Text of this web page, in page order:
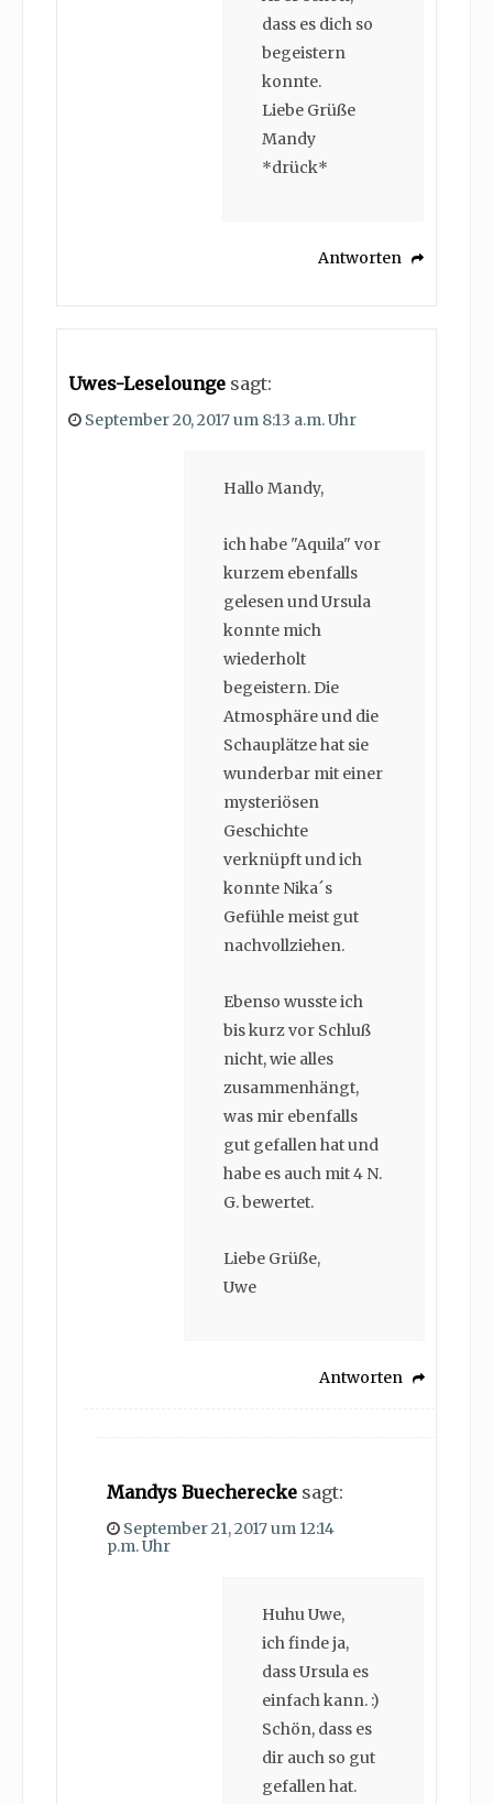
dass es dich so
begeistern
konnte.
Liebe Grüße
Mandy
*drück*
Antworten
Uwes-Leselounge sagt:
September 20, 2017 um 8:13 a.m. Uhr
Hallo Mandy,
ich habe "Aquila" vor
kurzem ebenfalls
gelesen und Ursula
konnte mich
wiederholt
begeistern. Die
Atmosphäre und die
Schauplätze hat sie
wunderbar mit einer
mysteriösen
Geschichte
verknüpft und ich
konnte Nika´s
Gefühle meist gut
nachvollziehen.
Ebenso wusste ich
bis kurz vor Schluß
nicht, wie alles
zusammenhängt,
was mir ebenfalls
gut gefallen hat und
habe es auch mit 4 N.
G. bewertet.
Liebe Grüße,
Uwe
Antworten
Mandys Buecherecke sagt:
September 21, 2017 um 12:14
p.m. Uhr
Huhu Uwe,
ich finde ja,
dass Ursula es
einfach kann. :)
Schön, dass es
dir auch so gut
gefallen hat.